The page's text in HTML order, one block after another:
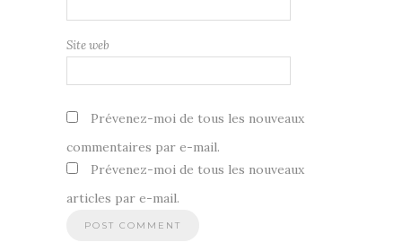
Site web
Prévenez-moi de tous les nouveaux
commentaires par e-mail.
Prévenez-moi de tous les nouveaux
articles par e-mail.